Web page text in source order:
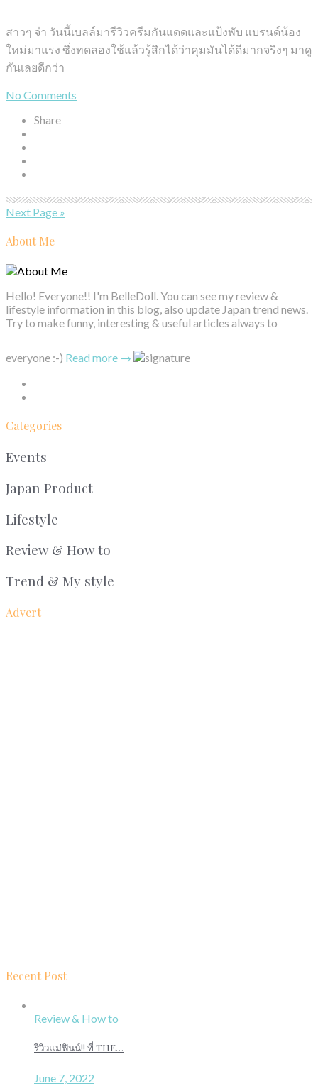
สาวๆ จ๋า วันนี้เบลล์มารีวิวครีมกันแดดและแป้งพับ แบรนด์น้อง
ใหม่มาแรง ซึ่งทดลองใช้แล้วรู้สึกได้ว่าคุมมันได้ดีมากจริงๆ มาดู
กันเลยดีกว่า
No Comments
Share
Next Page »
About Me
Hello! Everyone!! I'm BelleDoll. You can see my review &
lifestyle information in this blog, also update Japan trend news.
Try to make funny, interesting & useful articles always to
everyone :-) Read more →
Categories
Events
Japan Product
Lifestyle
Review & How to
Trend & My style
Advert
Recent Post
Review & How to
รีวิวแม่ฟินน์!! ที่ THE…
June 7, 2022